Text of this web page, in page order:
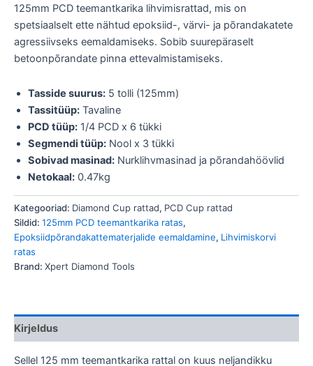
125mm PCD teemantkarika lihvimisrattad, mis on
spetsiaalselt ette nähtud epoksiid-, värvi- ja põrandakatete
agressiivseks eemaldamiseks. Sobib suurepäraselt
betoonpõrandate pinna ettevalmistamiseks.
Tasside suurus: 5 tolli (125mm)
Tassitüüp: Tavaline
PCD tüüp: 1/4 PCD x 6 tükki
Segmendi tüüp: Nool x 3 tükki
Sobivad masinad: Nurklihvmasinad ja põrandahöövlid
Netokaal: 0.47kg
Kategooriad: Diamond Cup rattad, PCD Cup rattad
Sildid: 125mm PCD teemantkarika ratas,
Epoksiidpõrandakattematerjalide eemaldamine, Lihvimiskorvi
ratas
Brand: Xpert Diamond Tools
Kirjeldus
Sellel 125 mm teemantkarika rattal on kuus neljandikku